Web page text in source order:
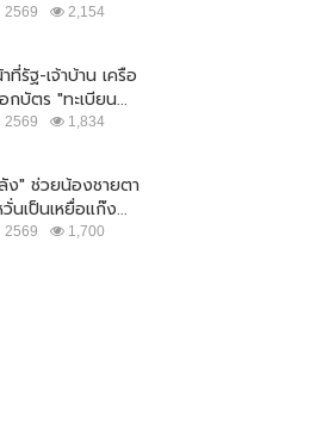
รัฐ-เจ้าบ้าน เครือ
2569 1,834
" ช่วยน้องชายตา
2569 1,700